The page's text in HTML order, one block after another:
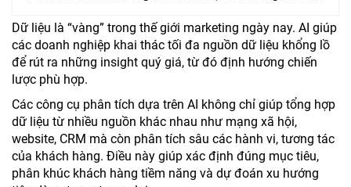
Dữ liệu là “vàng” trong thế giới marketing ngày nay. AI giúp
các doanh nghiệp khai thác tối đa nguồn dữ liệu khổng lồ
để rút ra những insight quý giá, từ đó định hướng chiến
lược phù hợp.
Các công cụ phân tích dựa trên AI không chỉ giúp tổng hợp
dữ liệu từ nhiều nguồn khác nhau như mạng xã hội,
website, CRM mà còn phân tích sâu các hành vi, tương tác
của khách hàng. Điều này giúp xác định đúng mục tiêu,
phân khúc khách hàng tiềm năng và dự đoán xu hướng